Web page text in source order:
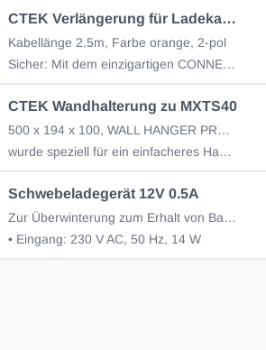
CTEK Verlängerung für Ladekabel
Kabellänge 2.5m, Farbe orange, 2-pol
Sicher: Mit dem einzigartigen CONNECT-System von CTEK, mit dem sich CTEK-Ladegeräte schnell u.
CTEK Wandhalterung zu MXTS40
500 x 194 x 100, WALL HANGER PRO 40/70
wurde speziell für ein einfacheres Handling
Schwebeladegerät 12V 0.5A
Zur Überwinterung zum Erhalt von Batterien
• Eingang: 230 V AC, 50 Hz, 14 W